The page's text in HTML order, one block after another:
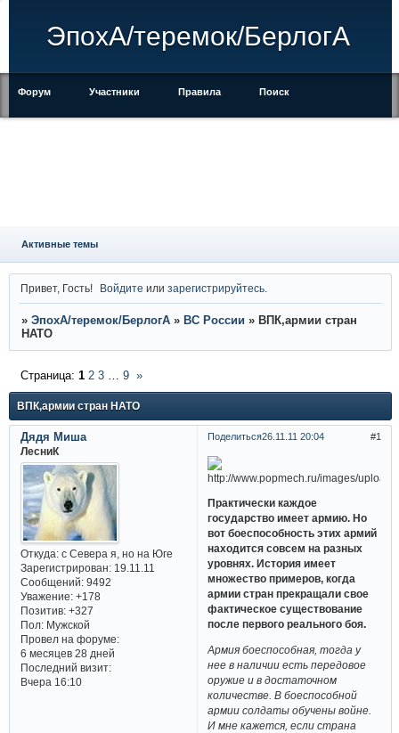
ЭпохА/теремок/БерлогА
Форум Участники Правила Поиск
Активные темы
Привет, Гость! Войдите илизарегистрируйтесь
» ЭпохА/теремок/БерлогА » ВС России » ВПК,армии стран
НАТО
ВПК,армии стран НАТО
Страница: 1 2 3 … 9 »
Поделиться 1
26.11.11 20:04
Дядя Миша
ЛесниК
Откуда:с Севера я, но на Юге
Зарегистрирован: 19.11.11
Сообщений:9492
Уважение: +178
Позитив: +327
Пол:Мужской
Провел на форуме:
6 месяцев 28 дней
Последний визит:
Вчера 16:10
Практически каждое
государство имеет армию. Но
вот боеспособность этих армий
находится совсем на разных
уровнях. История имеет
множество примеров, когда
армии стран прекращали свое
фактическое существование
после первого реального боя.
Армия боеспособная, тогда у
нее в наличии есть передовое
оружие и в достаточном
количестве. В боеспособной
армии солдаты обучены войне.
И мне кажется, если страна